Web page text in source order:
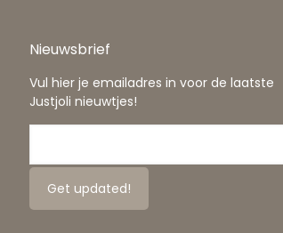
Nieuwsbrief
Vul hier je emailadres in voor de laatste
Justjoli nieuwtjes!